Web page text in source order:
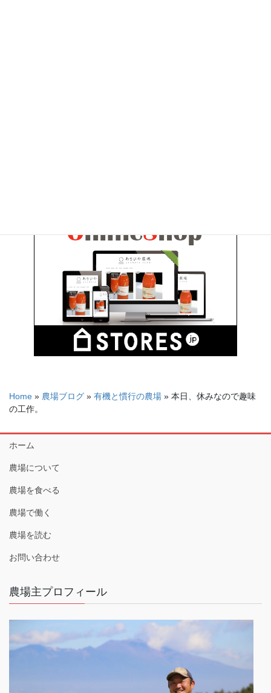
Home » 農場ブログ » 有機と慣行の農場 » 本日、休みなので趣味
の工作。
ホーム
農場について
農場を食べる
農場で働く
農場を読む
お問い合わせ
農場主プロフィール